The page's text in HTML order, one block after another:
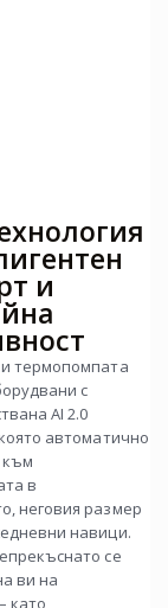
и
термопомпата
с
AI 2.0
автоматично
към
в
неговия размер
навици.
се
ви на